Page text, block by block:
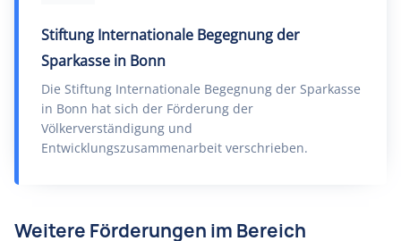
Stiftung Internationale Begegnung der
Sparkasse in Bonn
Die Stiftung Internationale Begegnung der Sparkasse
in Bonn hat sich der Förderung der
Völkerverständigung und
Entwicklungszusammenarbeit verschrieben.
Weitere Förderungen im Bereich